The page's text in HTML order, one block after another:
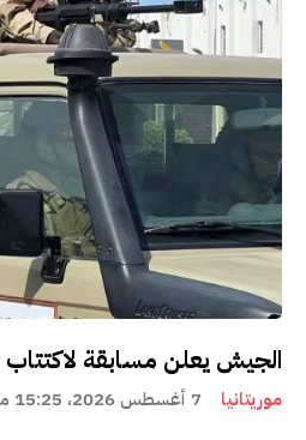
الجيش يعلن مسابقة لاكتتاب
موريتانيا 7 أغسطس 2026، 15:25 مساءً